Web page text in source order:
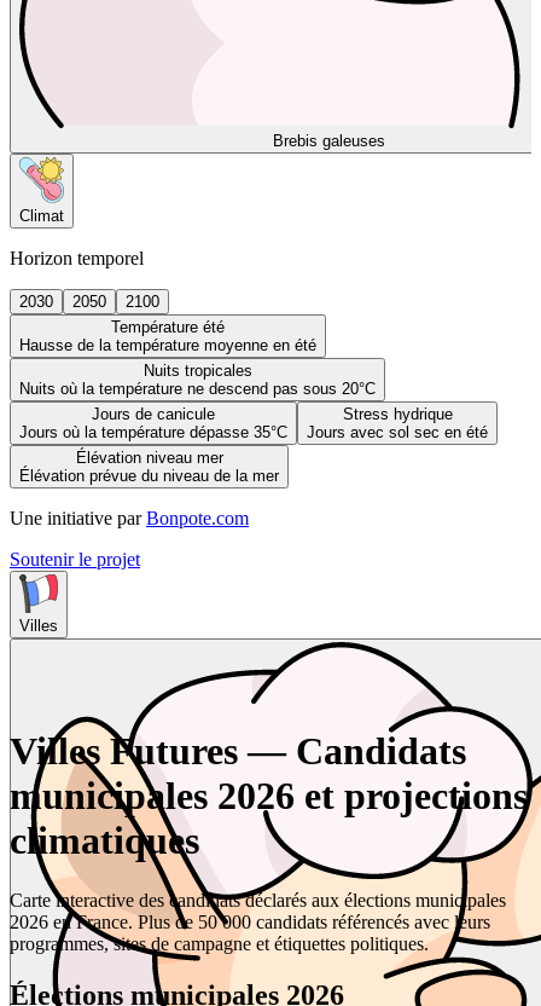
Brebis galeuses
Climat
Horizon temporel
2030 2050
2100
Température été
Hausse de la température moyenne en été
Nuits tropicales
Nuits où la température ne descend pas sous 20°C
Jours de canicule
Jours où la température dépasse 35°C
Stress hydrique
Jours avec sol sec en été
Élévation niveau mer
Élévation prévue du niveau de la mer
Une initiative par Bonpote.com
Soutenir le projet
Villes
Villes Futures — Candidats
municipales 2026 et projections
climatiques
Carte interactive des candidats déclarés aux élections municipales
2026 en France. Plus de 50 000 candidats référencés avec leurs
programmes, sites de campagne et étiquettes politiques.
Élections municipales 2026